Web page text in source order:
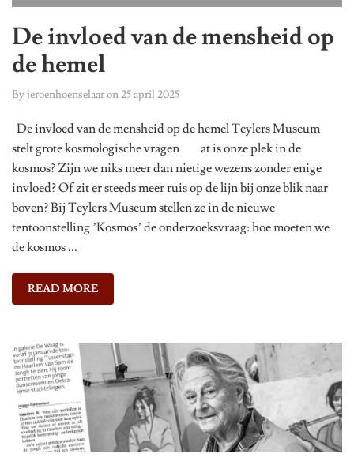
De invloed van de mensheid op
de hemel
Byjeroenhoenselaaron25 april 2025
De invloed van de mensheid op de hemel Teylers Museum
stelt grote kosmologische vragen at is onze plek in de
kosmos? Zijn we niks meer dan nietige wezens zonder enige
invloed? Of zit er steeds meer ruis op de lijn bij onze blik naar
boven? Bij Teylers Museum stellen ze in de nieuwe
tentoonstelling ’Kosmos’ de onderzoeksvraag: hoe moeten we
de kosmos ...
READ MORE